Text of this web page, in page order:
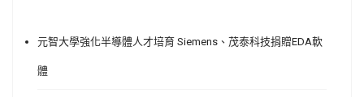
元智大學強化半導體人才培育 Siemens、茂泰科技捐贈EDA軟
體